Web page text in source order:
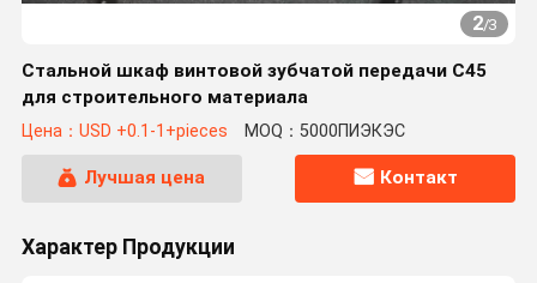
2/3
Стальной шкаф винтовой зубчатой передачи C45
для строительного материала
Цена：USD +0.1-1+pieces MOQ：5000ПИЭКЭС
Лучшая цена Контакт
Характер Продукции